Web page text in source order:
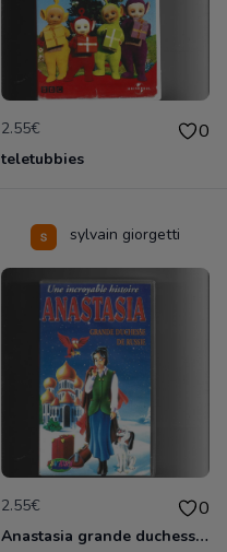
2.55€ 0
teletubbies
sylvain giorgetti
2.55€ 0
Anastasia grande duchesse de Russie